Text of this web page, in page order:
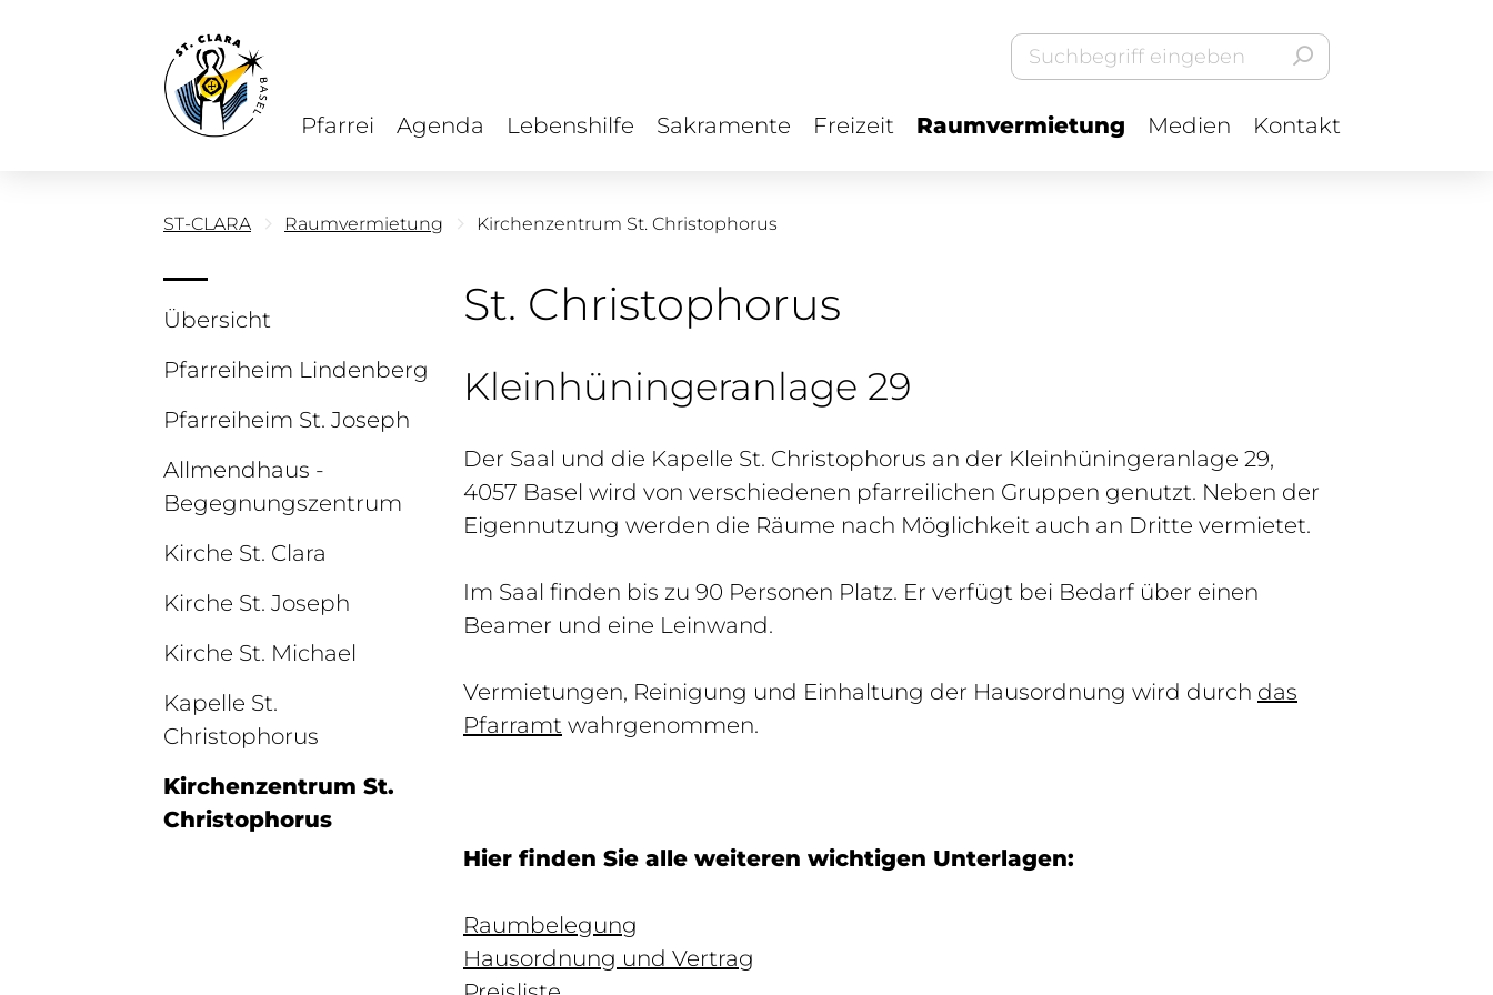
Pfarrei Agenda Lebenshilfe Sakramente Freizeit Raumvermietung Medien Kontakt
ST-CLARA Raumvermietung Kirchenzentrum St. Christophorus
Übersicht
Pfarreiheim Lindenberg
Pfarreiheim St. Joseph
Allmendhaus -
Begegnungszentrum
Kirche St. Clara
Kirche St. Joseph
Kirche St. Michael
Kapelle St.
Christophorus
Kirchenzentrum St.
Christophorus
St. Christophorus
Kleinhüningeranlage 29
Der Saal und die Kapelle St. Christophorus an der Kleinhüningeranlage 29,
4057 Basel wird von verschiedenen pfarreilichen Gruppen genutzt. Neben der
Eigennutzung werden die Räume nach Möglichkeit auch an Dritte vermietet.
Im Saal finden bis zu 90 Personen Platz. Er verfügt bei Bedarf über einen
Beamer und eine Leinwand.
Vermietungen, Reinigung und Einhaltung der Hausordnung wird durch das
Pfarramt wahrgenommen.
Hier finden Sie alle weiteren wichtigen Unterlagen:
Raumbelegung
Hausordnung und Vertrag